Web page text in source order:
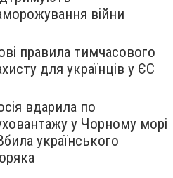
війни
правила тимчасового
для українців у ЄС
вдарила по
у Чорному морі
українського